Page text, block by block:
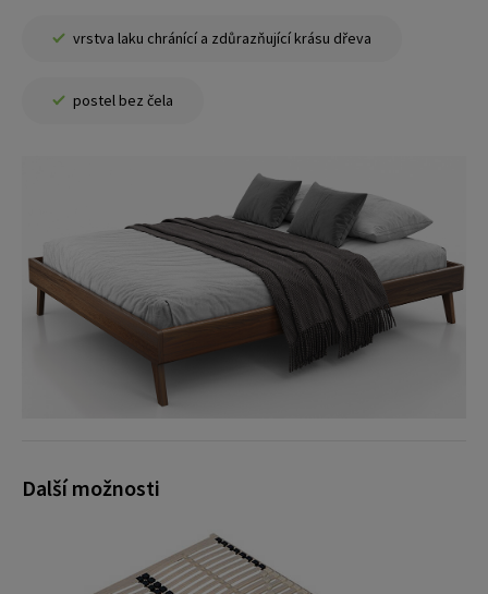
vrstva laku chránící a zdůrazňující krásu dřeva
postel bez čela
Další možnosti